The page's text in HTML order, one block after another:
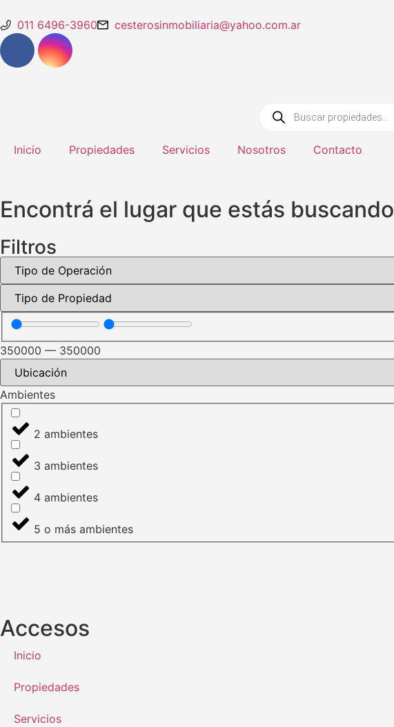
011 6496-3960 cesterosinmobiliaria@yahoo.com.ar
Inicio Propiedades Servicios Nosotros Contacto
Encontrá el lugar que estás buscando
Filtros
350000 — 350000
Ambientes
2 ambientes
3 ambientes
4 ambientes
5 o más ambientes
Accesos
Inicio
Propiedades
Servicios